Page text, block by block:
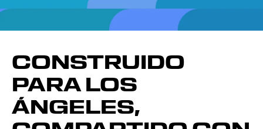
CONSTRUIDO
PARA LOS
ÁNGELES,